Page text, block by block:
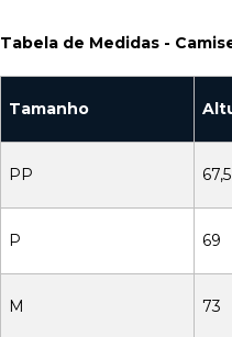
Tabela de Medidas -
Tamanho
PP 67,5
P 69
M 73